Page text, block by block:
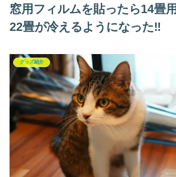
窓用フィルムを貼ったら14畳
22畳が冷えるようになった‼
グッズ紹介